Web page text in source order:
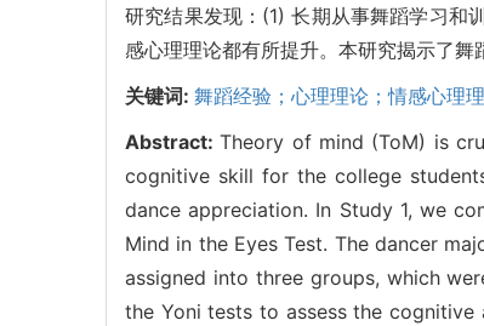
研究结果发现：(1) 长期从事舞蹈学习和
感心理理论都有所提升。本研究揭示了
关键词: 舞蹈经验；心理理论；情感心理
Abstract:Theory of mind (ToM) is
cognitive skill for the college
dance appreciation. In Study 1, we
Mind in the Eyes Test. The dancer
assigned into three groups, which
the Yoni tests to assess the